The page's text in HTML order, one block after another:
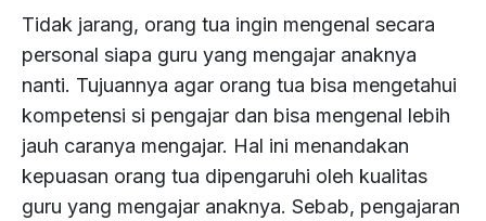
Tidak jarang, orang tua ingin mengenal secara
personal siapa guru yang mengajar anaknya
nanti. Tujuannya agar orang tua bisa mengetahui
kompetensi si pengajar dan bisa mengenal lebih
jauh caranya mengajar. Hal ini menandakan
kepuasan orang tua dipengaruhi oleh kualitas
guru yang mengajar anaknya. Sebab, pengajaran